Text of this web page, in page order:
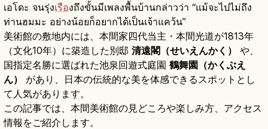
เอโดะ จนรุ่งเรืองถึงขั้นมีเพลงพื้นบ้านกล่าวว่า “แม้จะไปไม่ถึง
ท่านฮมมะ อย่างน้อยก็อยากได้เป็นเจ้าแคว้น”
美術館の敷地内には、本間家四代当主・本間光道が1813年
（文化10年）に築造した別邸 清遠閣（せいえんかく）
や、
国指定名勝に選ばれた池泉回遊式庭園 鶴舞園（かくぶえ
ん）
があり、日本の伝統的な美を体感できるスポットとし
て人気があります。
この記事では、本間美術館の見どころや楽しみ方、アクセス
情報をご紹介します。